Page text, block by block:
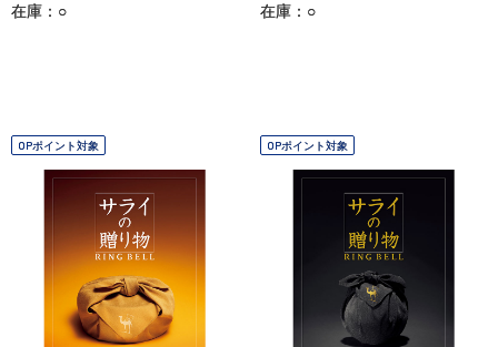
在庫：○ 在庫：○
OPポイント対象 OPポイント対象